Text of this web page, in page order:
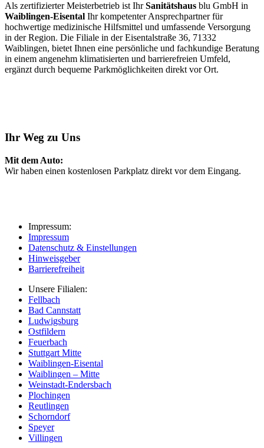
Als zertifizierter Meisterbetrieb ist IhrSanitätshaus blu GmbH in
Waiblingen-Eisental Ihr kompetenter Ansprechpartner für
hochwertige medizinische Hilfsmittel und umfassende Versorgung
in der Region. Die Filiale in der Eisentalstraße 36, 71332
Waiblingen, bietet Ihnen eine persönliche und fachkundige Beratung
in einem angenehm klimatisierten und barrierefreien Umfeld,
ergänzt durch bequeme Parkmöglichkeiten direkt vor Ort.
Ihr Weg zu Uns
Mit dem Auto:
Wir haben einen kostenlosen Parkplatz direkt vor dem Eingang.
Impressum:
Impressum
Datenschutz & Einstellungen
Hinweisgeber
Barrierefreiheit
Unsere Filialen:
Fellbach
Bad Cannstatt
Ludwigsburg
Ostfildern
Feuerbach
Stuttgart Mitte
Waiblingen-Eisental
Waiblingen – Mitte
Weinstadt-Endersbach
Plochingen
Reutlingen
Schorndorf
Speyer
Villingen